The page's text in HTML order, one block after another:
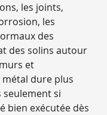
les joints,
les
des
des solins autour
et
dure plus
seulement si
bien exécutée dès